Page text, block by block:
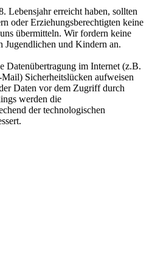
Lebensjahr erreicht haben, sollten
oder Erziehungsberechtigten keine
übermitteln. Wir fordern keine
Jugendlichen und Kindern an.
Datenübertragung im Internet (z.B.
Sicherheitslücken aufweisen
Daten vor dem Zugriff durch
werden die
der technologischen